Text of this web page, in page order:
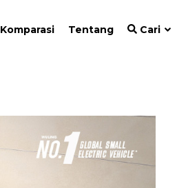
Komparasi Tentang Cari